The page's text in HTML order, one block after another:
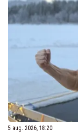
5 aug. 2026, 18:20